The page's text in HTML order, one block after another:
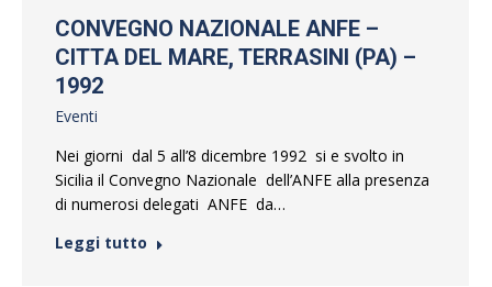
CONVEGNO NAZIONALE ANFE –
CITTA DEL MARE, TERRASINI (PA) –
1992
Eventi
Nei giorni dal 5 all’8 dicembre 1992 si e svolto in
Sicilia il Convegno Nazionale dell’ANFE alla presenza
di numerosi delegati ANFE da…
Leggi tutto